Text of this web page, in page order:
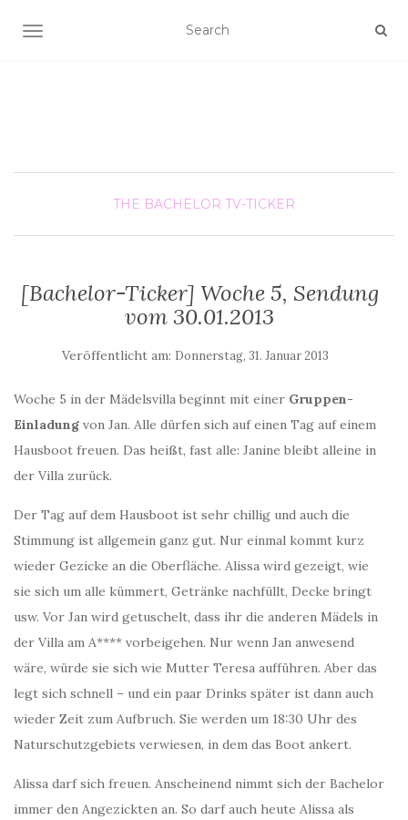
SCHALTE NAVIGATION
THE BACHELOR TV-TICKER
[Bachelor-Ticker] Woche 5, Sendung
vom 30.01.2013
Veröffentlicht am: Donnerstag, 31. Januar 2013
Woche 5 in der Mädelsvilla beginnt mit einer Gruppen-
Einladung von Jan. Alle dürfen sich auf einen Tag auf einem
Hausboot freuen. Das heißt, fast alle: Janine bleibt alleine in
der Villa zurück.
Der Tag auf dem Hausboot ist sehr chillig und auch die
Stimmung ist allgemein ganz gut. Nur einmal kommt kurz
wieder Gezicke an die Oberfläche. Alissa wird gezeigt, wie
sie sich um alle kümmert, Getränke nachfüllt, Decke bringt
usw. Vor Jan wird getuschelt, dass ihr die anderen Mädels in
der Villa am A**** vorbeigehen. Nur wenn Jan anwesend
wäre, würde sie sich wie Mutter Teresa aufführen. Aber das
legt sich schnell – und ein paar Drinks später ist dann auch
wieder Zeit zum Aufbruch. Sie werden um 18:30 Uhr des
Naturschutzgebiets verwiesen, in dem das Boot ankert.
Alissa darf sich freuen. Anscheinend nimmt sich der Bachelor
immer den Angezickten an. So darf auch heute Alissa als